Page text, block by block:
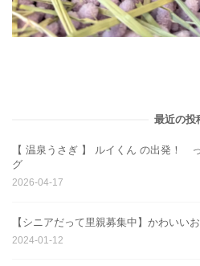
最近の投
【 温泉うさぎ 】 ルイくん の出発！
グ
2026-04-17
【シニアだって里親募集中】かわい
2024-01-12